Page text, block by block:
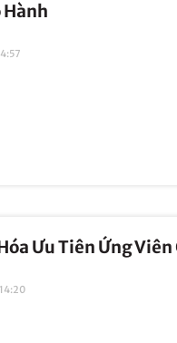
Hành
Ưu Tiên Ứng Viên